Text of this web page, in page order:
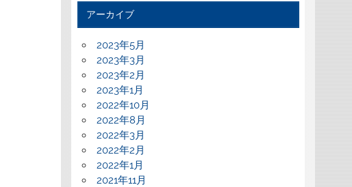
アーカイブ
2023年5月
2023年3月
2023年2月
2023年1月
2022年10月
2022年8月
2022年3月
2022年2月
2022年1月
2021年11月